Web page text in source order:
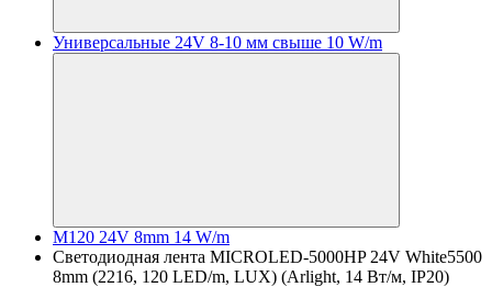
Универсальные 24V 8-10 мм свыше 10 W/m
M120 24V 8mm 14 W/m
Светодиодная лента MICROLED-5000HP 24V White5500
8mm (2216, 120 LED/m, LUX) (Arlight, 14 Вт/м, IP20)